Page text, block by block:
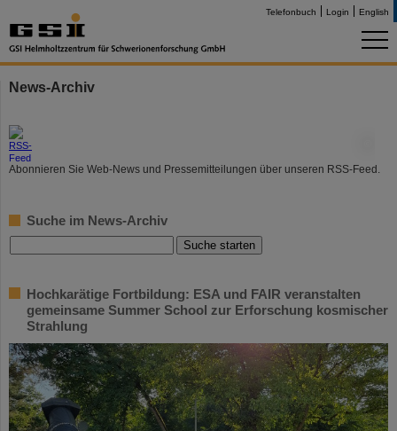
Telefonbuch Login English
News-Archiv
Abonnieren Sie Web-News und Pressemitteilungen über unseren RSS-Feed.
Suche im News-Archiv
Hochkarätige Fortbildung: ESA und FAIR veranstalten
gemeinsame Summer School zur Erforschung kosmischer
Strahlung